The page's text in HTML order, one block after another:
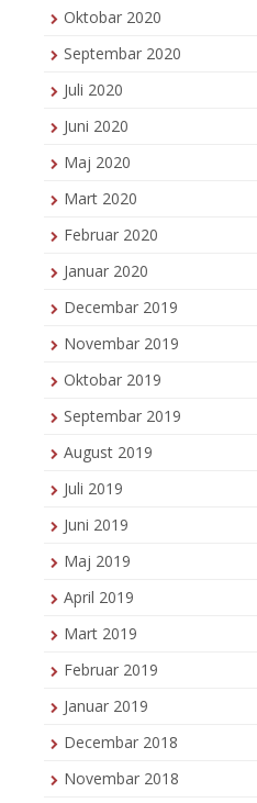
Oktobar 2020
Septembar 2020
Juli 2020
Juni 2020
Maj 2020
Mart 2020
Februar 2020
Januar 2020
Decembar 2019
Novembar 2019
Oktobar 2019
Septembar 2019
August 2019
Juli 2019
Juni 2019
Maj 2019
April 2019
Mart 2019
Februar 2019
Januar 2019
Decembar 2018
Novembar 2018